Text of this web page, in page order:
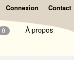
Connexion Contact
0 À propos